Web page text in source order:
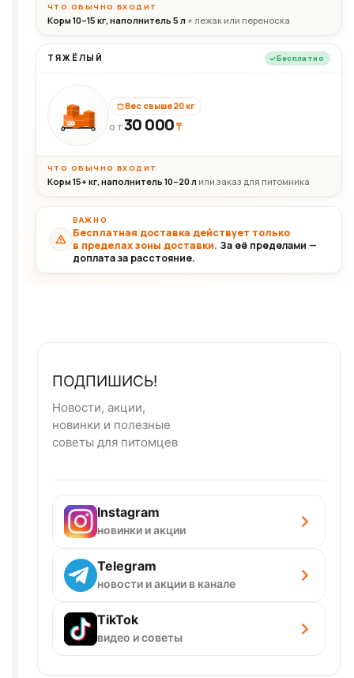
ЧТО ОБЫЧНО ВХОДИТ
Корм 10–15 кг, наполнитель 5 л+ лежак или переноска
ТЯЖЁЛЫЙ Бесплатно
30+кг
Вес свыше 20 кг
ОТ30 000₸
ЧТО ОБЫЧНО ВХОДИТ
Корм 15+ кг, наполнитель 10–20 л или заказ для питомника
ВАЖНО
Бесплатная доставка действует только
в пределах зоны доставки. За её пределами —
доплата за расстояние.
ПОДПИШИСЬ!
Новости, акции,
новинки и полезные
советы для питомцев
Instagram
новинки и акции
Telegram
новости и акции в канале
TikTok
видео и советы